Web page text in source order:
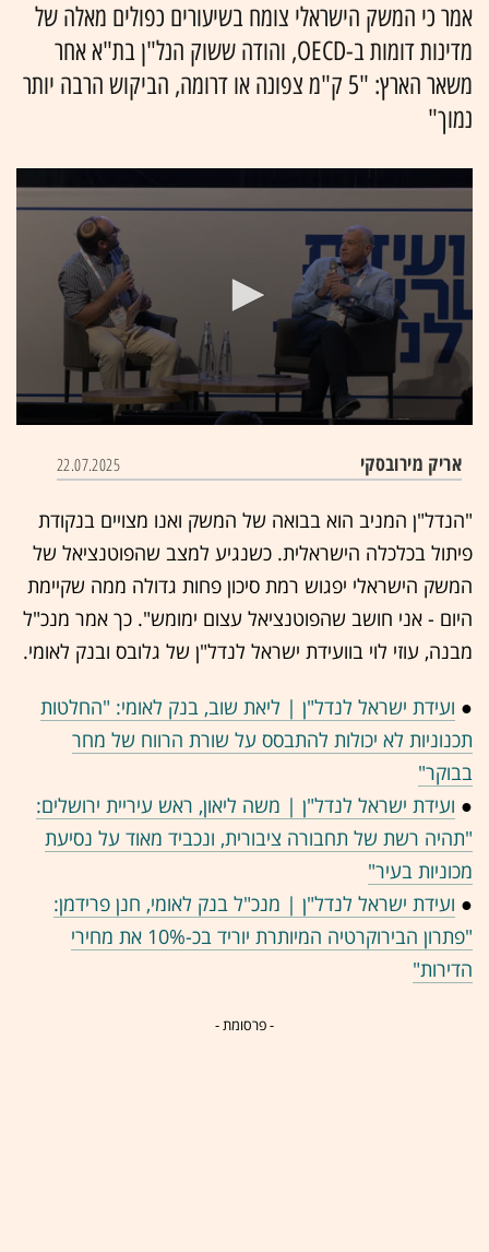
אמר כי המשק הישראלי צומח בשיעורים כפולים מאלה של
מדינות דומות ב-OECD, והודה ששוק הנל"ן בת"א אחר
משאר הארץ: "5 ק"מ צפונה או דרומה, הביקוש הרבה יותר
נמוך"
seconds
אריק מירובסקי 22.07.2025
"הנדל"ן המניב הוא בבואה של המשק ואנו מצויים בנקודת
פיתול בכלכלה הישראלית. כשנגיע למצב שהפוטנציאל של
המשק הישראלי יפגוש רמת סיכון פחות גדולה ממה שקיימת
היום - אני חושב שהפוטנציאל עצום ימומש". כך אמר מנכ"ל
מבנה, עוזי לוי בוועידת ישראל לנדל"ן של גלובס ובנק לאומי.
● ועידת ישראל לנדל"ן | ליאת שוב, בנק לאומי: "החלטות
תכנוניות לא יכולות להתבסס על שורת הרווח של מחר
בבוקר"
● ועידת ישראל לנדל"ן | משה ליאון, ראש עיריית ירושלים:
"תהיה רשת של תחבורה ציבורית, ונכביד מאוד על נסיעת
מכוניות בעיר"
● ועידת ישראל לנדל"ן | מנכ"ל בנק לאומי, חנן פרידמן:
"פתרון הבירוקרטיה המיותרת יוריד בכ-10% את מחירי
הדירות"
- פרסומת -